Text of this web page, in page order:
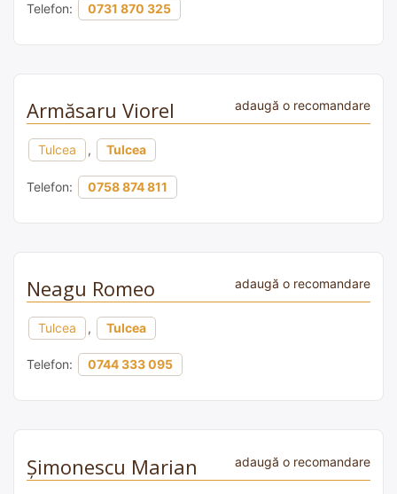
Telefon: 0731 870 325
Armăsaru Viorel adaugă o recomandare
Tulcea , Tulcea
Telefon: 0758 874 811
Neagu Romeo adaugă o recomandare
Tulcea , Tulcea
Telefon: 0744 333 095
Şimonescu Marian adaugă o recomandare